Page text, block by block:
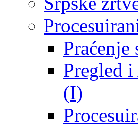
Praćenje
Pregled
(I)